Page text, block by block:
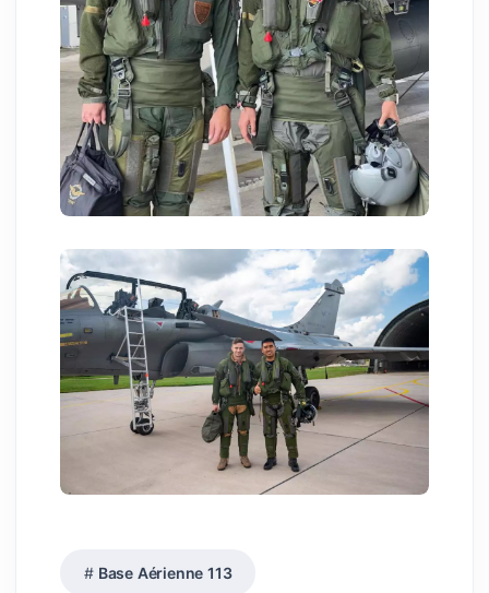
Base Aérienne 113